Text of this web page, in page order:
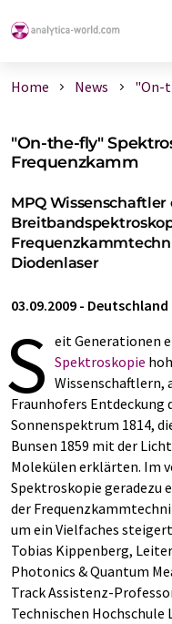
Home News "On-
"On-the-fly"
Frequenzkamm
MPQ
Diodenlaser
03.09.2009 - Deutschland
S eit Generationen
Spektroskopie
Wissenschaftlern,
Fraunhofers Entdeckung
Sonnenspektrum 1814,
Bunsen 1859 mit der
Molekülen erklärten. Im
Spektroskopie geradezu
der
um ein Vielfaches
Tobias Kippenberg,
Photonics & Quantum
Track Assistenz-
Technischen Hochschule